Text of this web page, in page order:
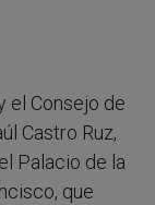
el Consejo de
Castro Ruz,
Palacio de la
que